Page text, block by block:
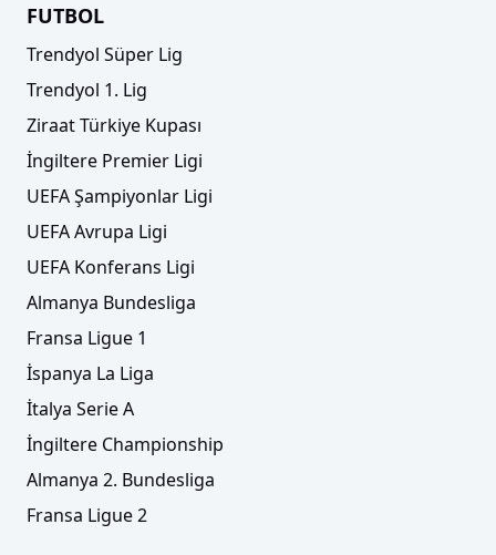
FUTBOL
Trendyol Süper Lig
Trendyol 1. Lig
Ziraat Türkiye Kupası
İngiltere Premier Ligi
UEFA Şampiyonlar Ligi
UEFA Avrupa Ligi
UEFA Konferans Ligi
Almanya Bundesliga
Fransa Ligue 1
İspanya La Liga
İtalya Serie A
İngiltere Championship
Almanya 2. Bundesliga
Fransa Ligue 2